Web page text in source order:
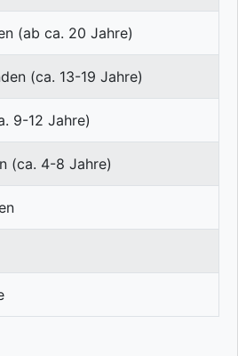
(ab ca. 20 Jahre)
(ca. 13-19 Jahre)
9-12 Jahre)
(ca. 4-8 Jahre)